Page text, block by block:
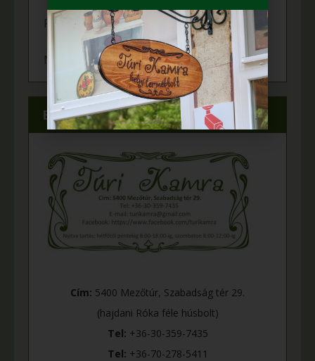
Felgyulladt a fény Murányi Éva tanyáján
Napelem került az Adamcsik tanyára
Elérhetőségeink
Cím: 5400 Mezőtúr, Szabadság tér 29.
(hajdani Róka féle húsbolt)
Tel: +36-30-359-7435
Tel: +36-70-278-5411